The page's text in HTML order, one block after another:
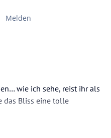
Melden
wie ich sehe, reist ihr als
das Bliss eine tolle
das Vega großartig.